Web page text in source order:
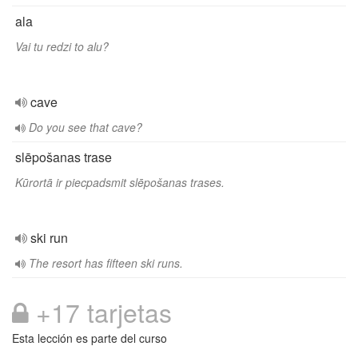
ala
Vai tu redzi to alu?
cave
Do you see that cave?
slēpošanas trase
Kūrortā ir piecpadsmit slēpošanas trases.
ski run
The resort has fifteen ski runs.
+17 tarjetas
Esta lección es parte del curso